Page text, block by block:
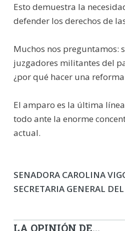
Esto demuestra la
defender los derechos de
Muchos nos preguntamos:
juzgadores militantes del
¿por qué hacer una
El amparo es la última
todo ante la enorme
actual.
SENADORA CAROLINA
SECRETARIA GENERAL
LA OPINIÓN DE...